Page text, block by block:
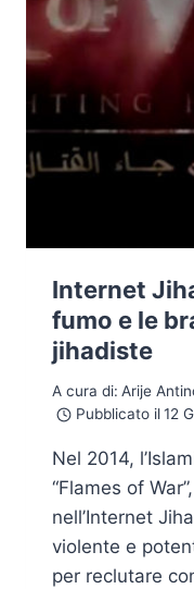
Internet
fumo e le
jihadiste
A cura di: Arije
Pubblicato il 12
Nel 2014,
“Flames of
nell’Internet
violente e
per reclutare